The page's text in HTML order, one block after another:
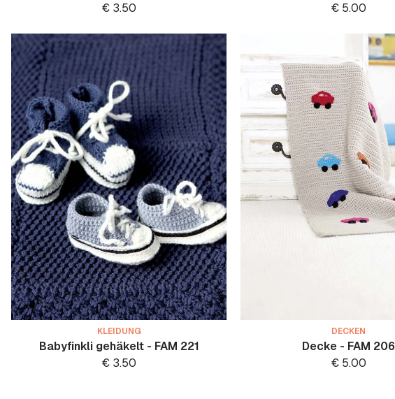
€ 3.50
€5.00
KLEIDUNG
Babyfinkli gehäkelt - FAM 221
€ 3.50
DECKEN
Decke - FAM 206
€5.00